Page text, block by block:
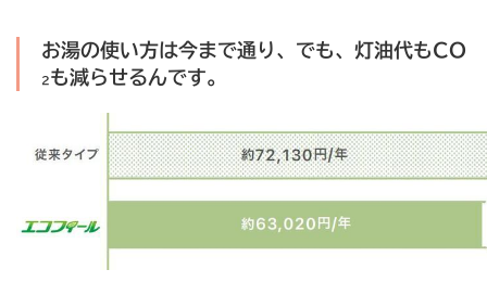
お湯の使い方は今まで通り、でも、灯油代もCO
2 も減らせるんです。